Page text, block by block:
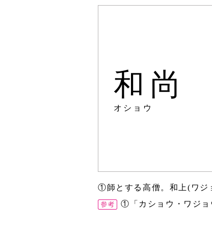
和尚
オショウ
①師とする高僧。和上(ワジ
①「カショウ・ワジョ